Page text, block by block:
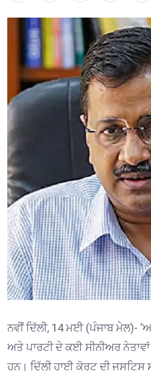
ਨਵੀਂ ਦਿੱਲੀ, 14 ਮਈ (ਪੰਜਾਬ ਮੇਲ)-
ਅਤੇ ਪਾਰਟੀ ਦੇ ਕਈ ਸੀਨੀਅਰ
ਹਨ। ਦਿੱਲੀ ਹਾਈ ਕੋਰਟ ਦੀ ਜਸਟਿਸ